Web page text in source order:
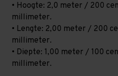
• Hoogte: 2,0 meter / 200
millimeter.
• Lengte: 2,00 meter / 200
millimeter.
• Diepte: 1,00 meter / 100
millimeter.